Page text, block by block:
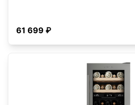
61 699 ₽